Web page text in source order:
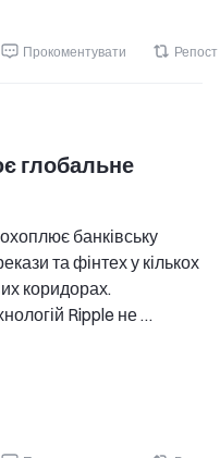
Прокоментувати Репост
глобальне
банківську
та фінтех у кількох
коридорах.
Ripple не